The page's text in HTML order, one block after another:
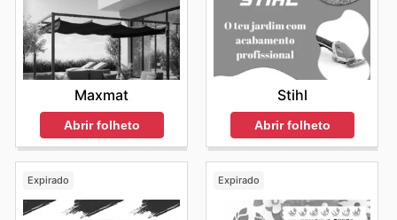
Maxmat
Abrir folheto
Stihl
Abrir folheto
Expirado Expirado